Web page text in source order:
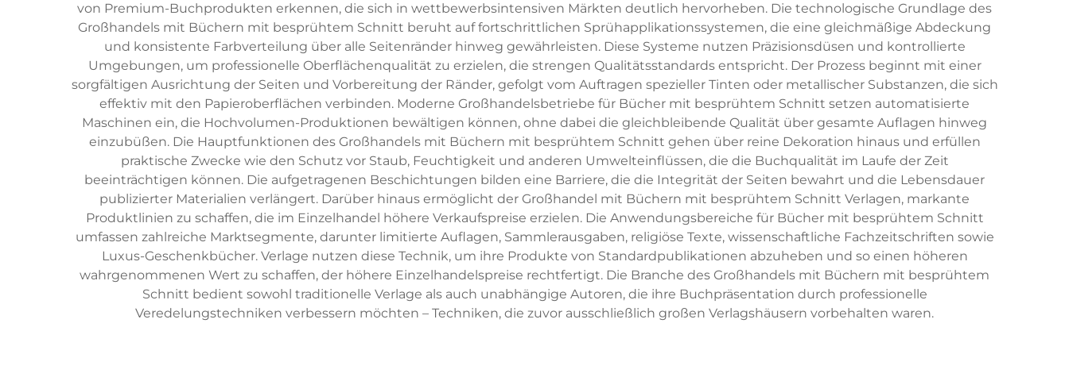
von Premium-Buchprodukten erkennen, die sich in wettbewerbsintensiven Märkten deutlich hervorheben. Die technologische Grundlage des
Großhandels mit Büchern mit besprühtem Schnitt beruht auf fortschrittlichen Sprühapplikationssystemen, die eine gleichmäßige Abdeckung
und konsistente Farbverteilung über alle Seitenränder hinweg gewährleisten. Diese Systeme nutzen Präzisionsdüsen und kontrollierte
Umgebungen, um professionelle Oberflächenqualität zu erzielen, die strengen Qualitätsstandards entspricht. Der Prozess beginnt mit einer
sorgfältigen Ausrichtung der Seiten und Vorbereitung der Ränder, gefolgt vom Auftragen spezieller Tinten oder metallischer Substanzen, die sich
effektiv mit den Papieroberflächen verbinden. Moderne Großhandelsbetriebe für Bücher mit besprühtem Schnitt setzen automatisierte
Maschinen ein, die Hochvolumen-Produktionen bewältigen können, ohne dabei die gleichbleibende Qualität über gesamte Auflagen hinweg
einzubüßen. Die Hauptfunktionen des Großhandels mit Büchern mit besprühtem Schnitt gehen über reine Dekoration hinaus und erfüllen
praktische Zwecke wie den Schutz vor Staub, Feuchtigkeit und anderen Umwelteinflüssen, die die Buchqualität im Laufe der Zeit
beeinträchtigen können. Die aufgetragenen Beschichtungen bilden eine Barriere, die die Integrität der Seiten bewahrt und die Lebensdauer
publizierter Materialien verlängert. Darüber hinaus ermöglicht der Großhandel mit Büchern mit besprühtem Schnitt Verlagen, markante
Produktlinien zu schaffen, die im Einzelhandel höhere Verkaufspreise erzielen. Die Anwendungsbereiche für Bücher mit besprühtem Schnitt
umfassen zahlreiche Marktsegmente, darunter limitierte Auflagen, Sammlerausgaben, religiöse Texte, wissenschaftliche Fachzeitschriften sowie
Luxus-Geschenkbücher. Verlage nutzen diese Technik, um ihre Produkte von Standardpublikationen abzuheben und so einen höheren
wahrgenommenen Wert zu schaffen, der höhere Einzelhandelspreise rechtfertigt. Die Branche des Großhandels mit Büchern mit besprühtem
Schnitt bedient sowohl traditionelle Verlage als auch unabhängige Autoren, die ihre Buchpräsentation durch professionelle
Veredelungstechniken verbessern möchten – Techniken, die zuvor ausschließlich großen Verlagshäusern vorbehalten waren.